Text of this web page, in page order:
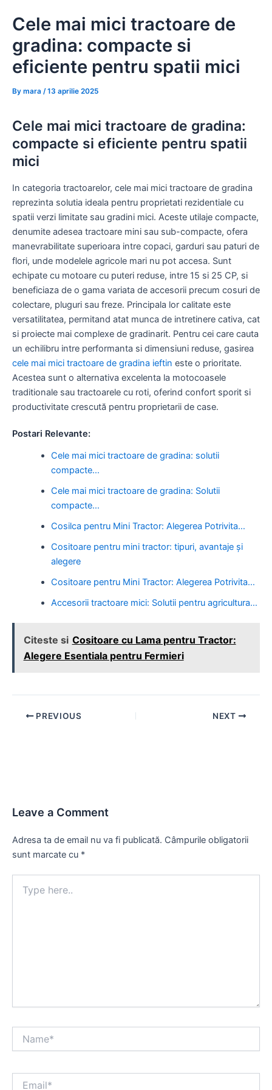
Cele mai mici tractoare de
gradina: compacte si
eficiente pentru spatii mici
By mara /13 aprilie 2025
Cele mai mici tractoare de gradina:
compacte si eficiente pentru spatii
mici
In categoria tractoarelor, cele mai mici tractoare de gradina
reprezinta solutia ideala pentru proprietati rezidentiale cu
spatii verzi limitate sau gradini mici. Aceste utilaje compacte,
denumite adesea tractoare mini sau sub-compacte, ofera
manevrabilitate superioara intre copaci, garduri sau paturi de
flori, unde modelele agricole mari nu pot accesa. Sunt
echipate cu motoare cu puteri reduse, intre 15 si 25 CP, si
beneficiaza de o gama variata de accesorii precum cosuri de
colectare, pluguri sau freze. Principala lor calitate este
versatilitatea, permitand atat munca de intretinere cativa, cat
si proiecte mai complexe de gradinarit. Pentru cei care cauta
un echilibru intre performanta si dimensiuni reduse, gasirea
cele mai mici tractoare de gradina ieftin este o prioritate.
Acestea sunt o alternativa excelenta la motocoasele
traditionale sau tractoarele cu roti, oferind confort sporit si
productivitate crescută pentru proprietarii de case.
Postari Relevante:
Cele mai mici tractoare de gradina: solutii
compacte…
Cele mai mici tractoare de gradina: Solutii
compacte…
Cosilca pentru Mini Tractor: Alegerea Potrivita…
Cositoare pentru mini tractor: tipuri, avantaje și
alegere
Cositoare pentru Mini Tractor: Alegerea Potrivita…
Accesorii tractoare mici: Solutii pentru agricultura…
Citeste si Cositoare cu Lama pentru Tractor:
Alegere Esentiala pentru Fermieri
Post PREVIOUS NEXT
Leave a Comment
Adresa ta de email nu va fi publicată. Câmpurile obligatorii
sunt marcate cu *
here..